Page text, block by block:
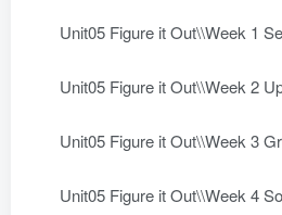
Unit05 Figure it Out\\Week 1
Unit05 Figure it Out\\Week 2
Unit05 Figure it Out\\Week 3
Unit05 Figure it Out\\Week 4